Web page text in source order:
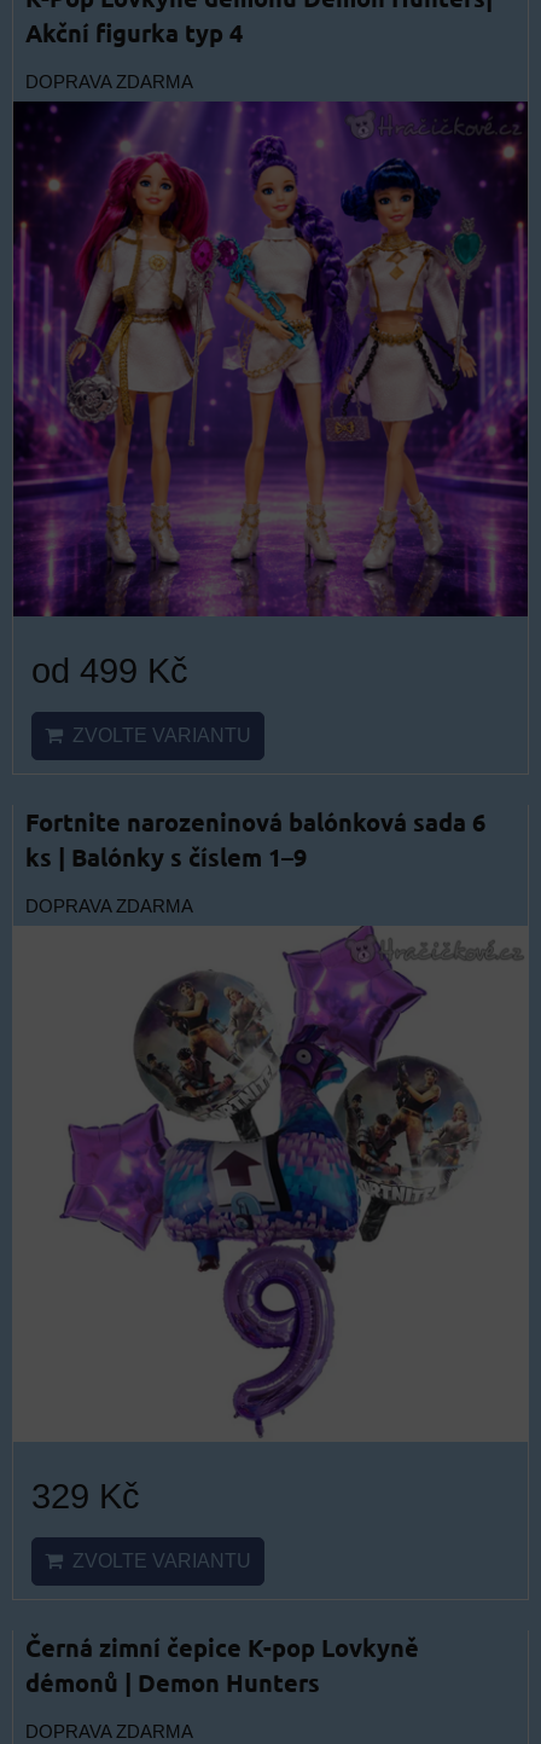
Akční figurka typ 4
DOPRAVA ZDARMA
od 499 Kč
ZVOLTE VARIANTU
Fortnite narozeninová balónková sada 6
ks | Balónky s číslem 1–9
DOPRAVA ZDARMA
329 Kč
ZVOLTE VARIANTU
Černá zimní čepice K-pop Lovkyně
démonů | Demon Hunters
DOPRAVA ZDARMA